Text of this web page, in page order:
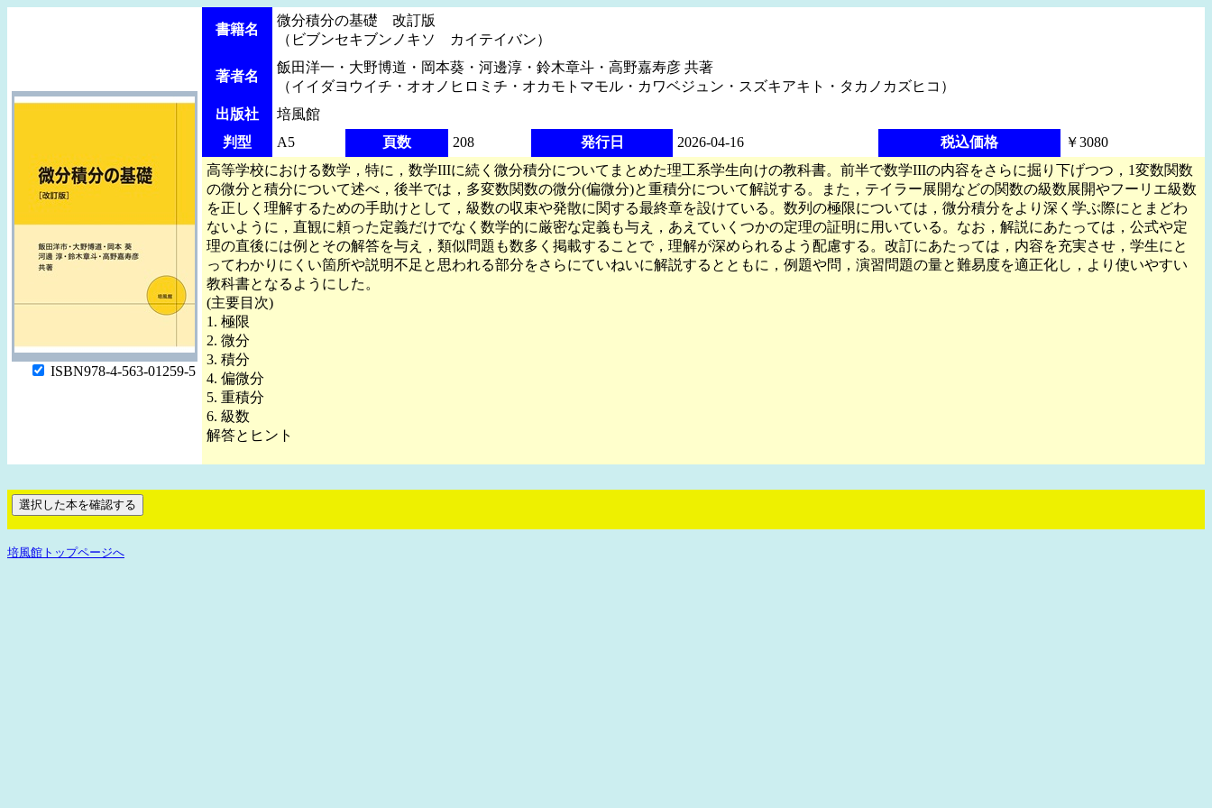
ISBN978-4-563-01259-5
書籍名
微分積分の基礎 改訂版
（ビブンセキブンノキソ カイテイバン）
著者名
飯田洋一・大野博道・岡本葵・河邊淳・鈴木章斗・高野嘉寿彦 共著
（イイダヨウイチ・オオノヒロミチ・オカモトマモル・カワベジュン・スズキアキト・タカノカズヒコ）
出版社
培風館
判型
A5 頁数 208 発行日 2026-04-16 税込価格
￥3080
高等学校における数学，特に，数学IIIに続く微分積分についてまとめた理工系学生向けの教科書。前半で数学IIIの内容をさらに掘り下げつつ，1変数関数
の微分と積分について述べ，後半では，多変数関数の微分(偏微分)と重積分について解説する。また，テイラー展開などの関数の級数展開やフーリエ級数
を正しく理解するための手助けとして，級数の収束や発散に関する最終章を設けている。数列の極限については，微分積分をより深く学ぶ際にとまどわ
ないように，直観に頼った定義だけでなく数学的に厳密な定義も与え，あえていくつかの定理の証明に用いている。なお，解説にあたっては，公式や定
理の直後には例とその解答を与え，類似問題も数多く掲載することで，理解が深められるよう配慮する。改訂にあたっては，内容を充実させ，学生にと
ってわかりにくい箇所や説明不足と思われる部分をさらにていねいに解説するとともに，例題や問，演習問題の量と難易度を適正化し，より使いやすい
教科書となるようにした。
(主要目次)
1. 極限
2. 微分
3. 積分
4. 偏微分
5. 重積分
6. 級数
解答とヒント
培風館トップページへ